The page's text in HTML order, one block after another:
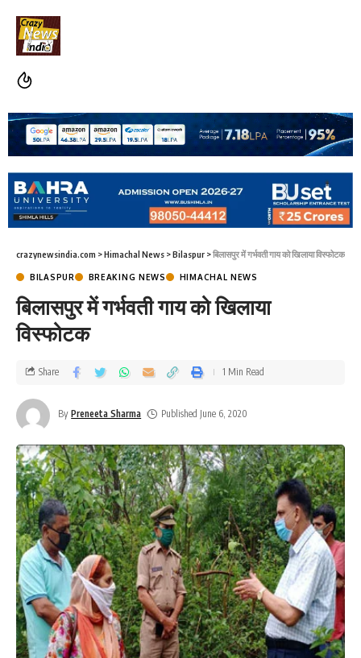
crazynewsindia.com >Himachal News >Bilaspur >बिलासपुर में गर्भवती गाय को खिलाया विस्फोटक
BILASPUR BREAKING NEWS HIMACHAL NEWS
बिलासपुर में गर्भवती गाय को खिलाया
विस्फोटक
By Preneeta Sharma Published June 6, 2020
Share 1 Min Read